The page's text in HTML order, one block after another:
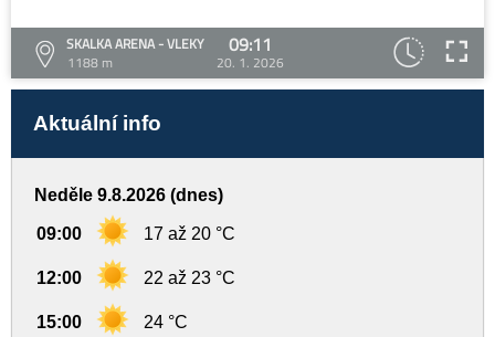
SKALKA ARENA - VLEKY
1188 m
09:11
20. 1. 2026
Aktuální info
Neděle 9.8.2026 (dnes)
09:00 17 až 20 °C
12:00 22 až 23 °C
15:00 24 °C